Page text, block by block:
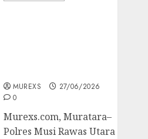
MUREXS
27/06/2026
0
Murexs.com, Muratara–
Polres Musi Rawas Utara